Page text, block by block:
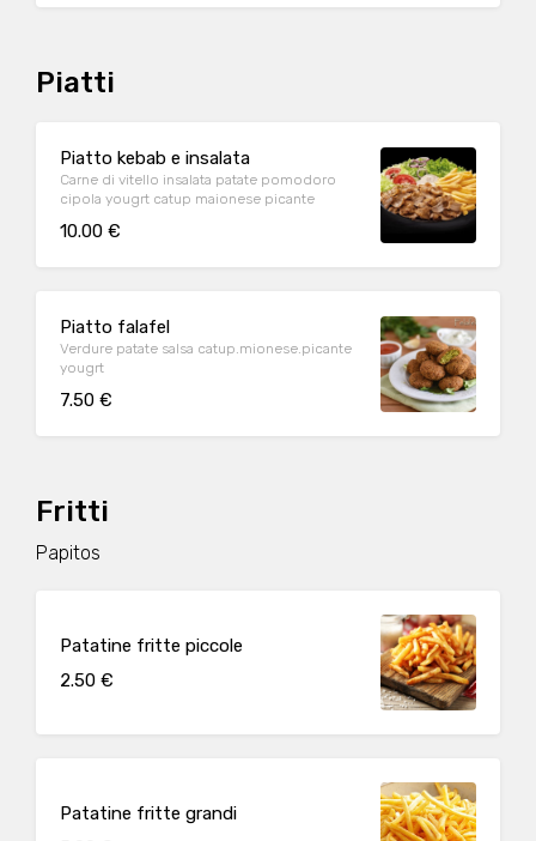
Piatti
Piatto kebab e insalata
Carne di vitello insalata patate pomodoro
cipola yougrt catup maionese picante
10.00 €
Piatto falafel
Verdure patate salsa catup.mionese.picante
yougrt
7.50 €
Fritti
Papitos
Patatine fritte piccole
2.50 €
Patatine fritte grandi